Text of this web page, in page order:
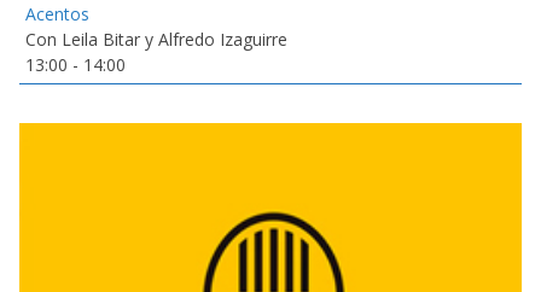
Acentos
Con Leila Bitar y Alfredo Izaguirre
13:00 - 14:00